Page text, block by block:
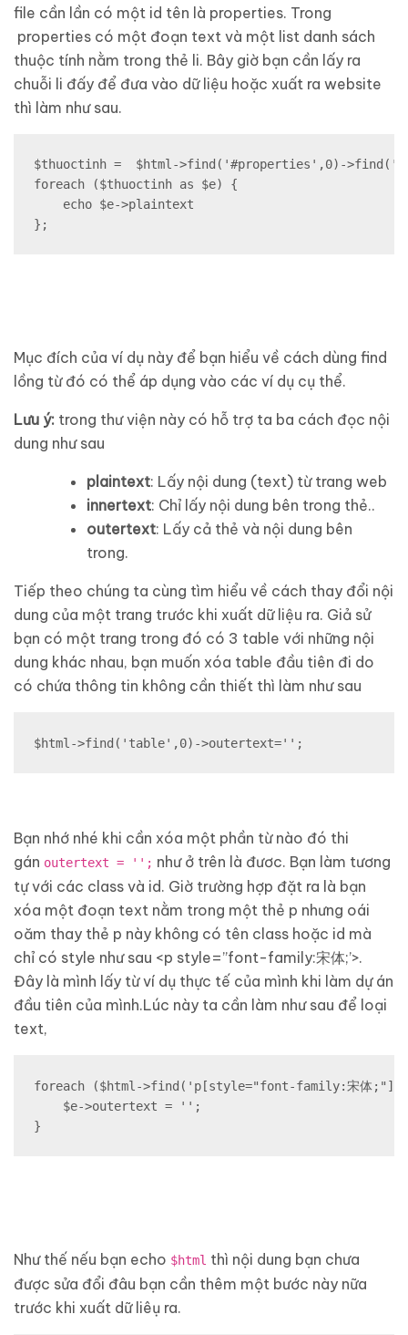
file cần lần có một id tên là properties. Trong
properties có một đoạn text và một list danh sách
thuộc tính nằm trong thẻ li. Bây giờ bạn cần lấy ra
chuỗi li đấy để đưa vào dữ liệu hoặc xuất ra website
thì làm như sau.
$thuoctinh =  $html->find('#properties',0)-
foreach ($thuoctinh as $e) {
echo $e->plaintext
};
Mục đích của ví dụ này để bạn hiểu về cách dùng find
lồng từ đó có thể áp dụng vào các ví dụ cụ thể.
Lưu ý: trong thư viện này có hỗ trợ ta ba cách đọc nội
dung như sau
plaintext: Lấy nội dung (text) từ trang web
innertext: Chỉ lấy nội dung bên trong thẻ..
outertext: Lấy cả thẻ và nội dung bên
trong.
Tiếp theo chúng ta cùng tìm hiểu về cách thay đổi nội
dung của một trang trước khi xuất dữ liệu ra. Giả sử
bạn có một trang trong đó có 3 table với những nội
dung khác nhau, bạn muốn xóa table đầu tiên đi do
có chứa thông tin không cần thiết thì làm như sau
$html->find('table',0)->outertext='';
Bạn nhớ nhé khi cần xóa một phần từ nào đó thi
gán outertext = ''; như ở trên là đươc. Bạn làm tương
tự với các class và id. Giờ trường hợp đặt ra là bạn
xóa một đoạn text nằm trong một thẻ p nhưng oái
oăm thay thẻ p này không có tên class hoặc id mà
chỉ có style như sau <p style=”font-family:宋体;’>.
Đây là mình lấy từ ví dụ thực tế của mình khi làm dự án
đầu tiên của mình.Lúc này ta cần làm như sau để loại
text,
foreach ($html->find('p[style="font-
$e->outertext = '';
}
Như thế nếu bạn echo $html thì nội dung bạn chưa
được sửa đổi đâu bạn cần thêm một bước này nữa
trước khi xuất dữ liêụ ra.